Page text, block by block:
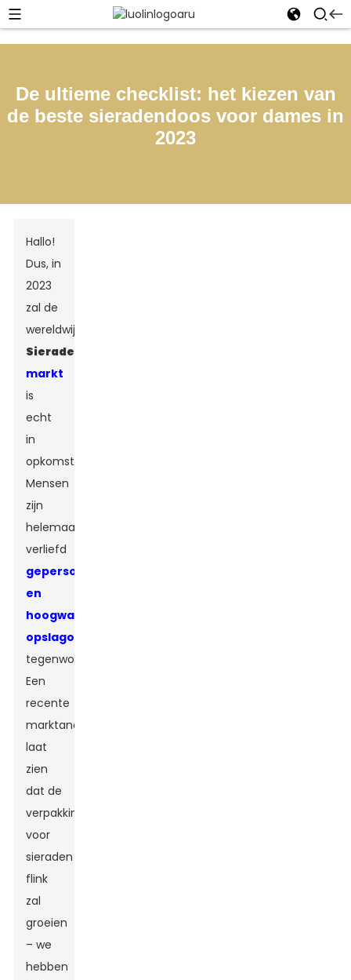
De ultieme checklist: het kiezen van
de beste sieradendoos voor dames in
2023
Hallo!
Dus, in
2023
zal de
wereldwijde
Sieradendoos
markt
is
echt
in
opkomst.
Mensen
zijn
helemaal
verliefd
gepersonaliseerde
en
hoogwaardige
opslagopties
tegenwoordig.
Een
recente
marktanalyse
laat
zien
dat de
verpakkingssector
voor
sieraden
flink
zal
groeien
– we
hebben